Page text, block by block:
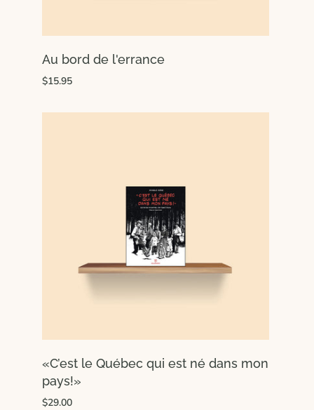
Au bord de l'errance
$15.95
«C’est le Québec qui est né dans mon
pays!»
$29.00